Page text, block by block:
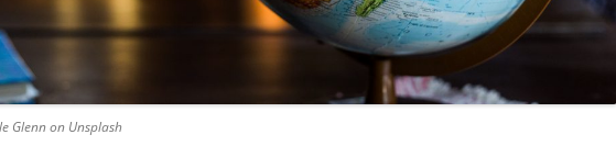
Glenn on Unsplash